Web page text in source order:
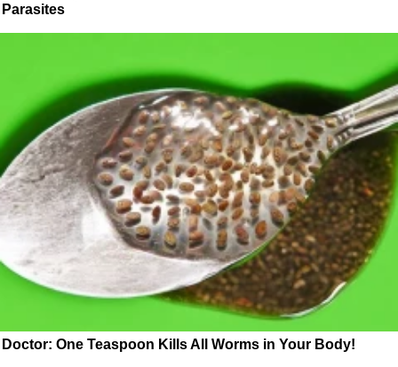
Parasites
Doctor: One Teaspoon Kills All Worms in Your Body!